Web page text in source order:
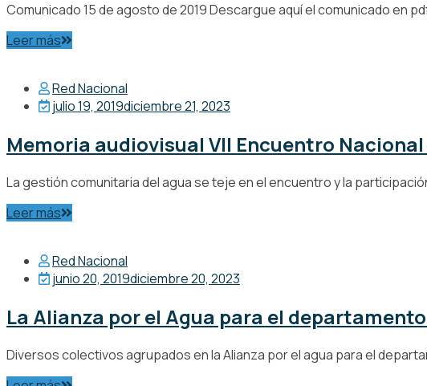
Comunicado 15 de agosto de 2019 Descargue aquí el comunicado en
Leer más
Red Nacional
julio 19, 2019diciembre 21, 2023
Memoria audiovisual VII Encuentro
La gestión comunitaria del agua se teje en el encuentro y la
Leer más
Red Nacional
junio 20, 2019diciembre 20, 2023
La Alianza por el Agua para el
Diversos colectivos agrupados en la Alianza por el agua para el